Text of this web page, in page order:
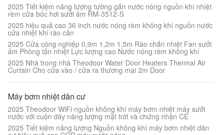
2025 Tiết kiệm năng lượng tường gắn nước nóng nguồn khí nhiệt
rèm cửa bốc hơi sưởi ấm RM-3512-S
2025 hiệu quả cao 36 inch nước nóng rèm không khí nguồn nước
cửa nhiệt khí rào cản
2025 Cửa công nghiệp 0,9m 1,2m 1,5m Rào chắn nhiệt Fan sưởi
ấm Phòng tản nhiệt Lực lượng cao Nước nóng rèm không khí
2025 Nhà trong nhà Theodoor Water Door Heaters Thermal Air
Curtain Cho cửa vào / cửa ra thương mại 2m Door
Máy bơm nhiệt dân cư
2025 Theodoor WiFi nguồn không khí máy bơm nhiệt máy sưởi
nước với cuộn dây năng lượng mặt trời và chứng nhận CE
2025 Tiết kiệm năng lượng Nguồn không khí máy bơm nhiệt dân